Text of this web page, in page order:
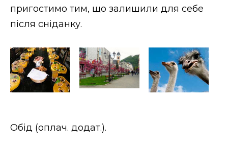
пригостимо тим, що залишили для себе
після сніданку.
Обід (оплач. додат.).